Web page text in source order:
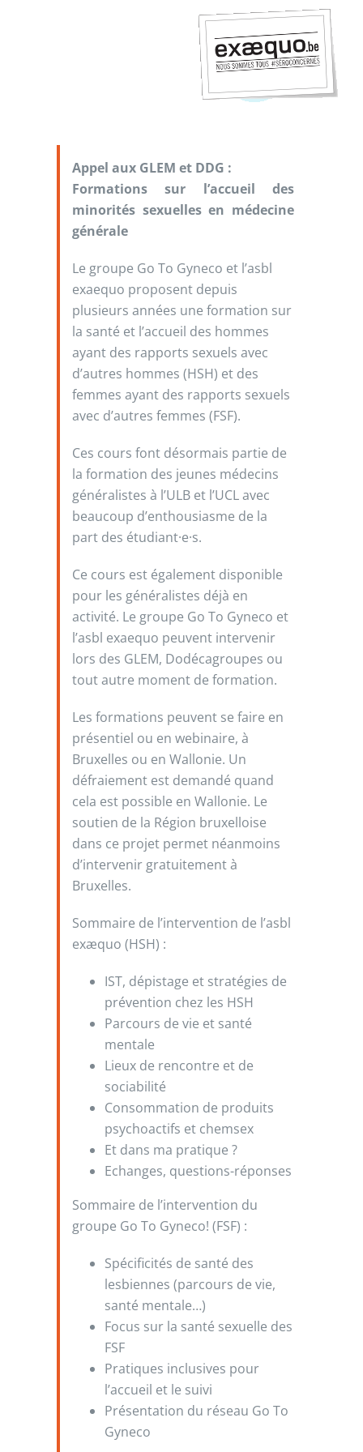
Appel aux GLEM et DDG :
Formations sur l’accueil des
minorités sexuelles en médecine
générale
Le groupe Go To Gyneco et l’asbl
exaequo proposent depuis
plusieurs années une formation sur
la santé et l’accueil des hommes
ayant des rapports sexuels avec
d’autres hommes (HSH) et des
femmes ayant des rapports sexuels
avec d’autres femmes (FSF).
Ces cours font désormais partie de
la formation des jeunes médecins
généralistes à l’ULB et l’UCL avec
beaucoup d’enthousiasme de la
part des étudiant·e·s.
Ce cours est également disponible
pour les généralistes déjà en
activité. Le groupe Go To Gyneco et
l’asbl exaequo peuvent intervenir
lors des GLEM, Dodécagroupes ou
tout autre moment de formation.
Les formations peuvent se faire en
présentiel ou en webinaire, à
Bruxelles ou en Wallonie. Un
défraiement est demandé quand
cela est possible en Wallonie. Le
soutien de la Région bruxelloise
dans ce projet permet néanmoins
d’intervenir gratuitement à
Bruxelles.
Sommaire de l’intervention de l’asbl
exæquo (HSH) :
IST, dépistage et stratégies de
prévention chez les HSH
Parcours de vie et santé
mentale
Lieux de rencontre et de
sociabilité
Consommation de produits
psychoactifs et chemsex
Et dans ma pratique ?
Echanges, questions-réponses
Sommaire de l’intervention du
groupe Go To Gyneco! (FSF) :
Spécificités de santé des
lesbiennes (parcours de vie,
santé mentale…)
Focus sur la santé sexuelle des
FSF
Pratiques inclusives pour
l’accueil et le suivi
Présentation du réseau Go To
Gyneco